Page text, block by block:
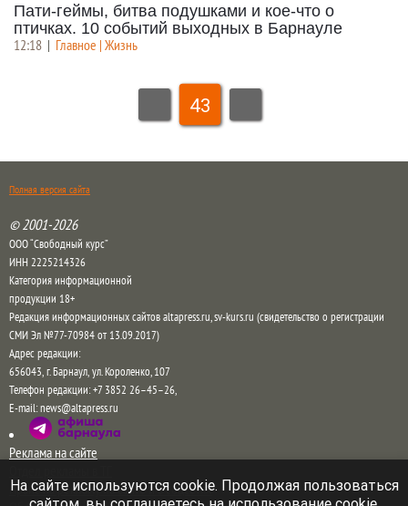
Пати-геймы, битва подушками и кое-что о
птичках. 10 событий выходных в Барнауле
12:18 | Главное | Жизнь
43
Полная версия сайта
© 2001-2026
ООО “Свободный курс”
ИНН 2225214326
Категория информационной
продукции 18+
Редакция информационных сайтов altapress.ru, sv-kurs.ru (свидетельство о регистрации
СМИ Эл №77-70984 от 13.09.2017)
Адрес редакции:
656043,г. Барнаул,ул. Короленко, 107
Телефон редакции:+7 3852 26–45–26,
E-mail:news@altapress.ru
Реклама на сайте
Прайс на рекламу на сайте и в соцсетях
На сайте используются cookie. Продолжая пользоваться